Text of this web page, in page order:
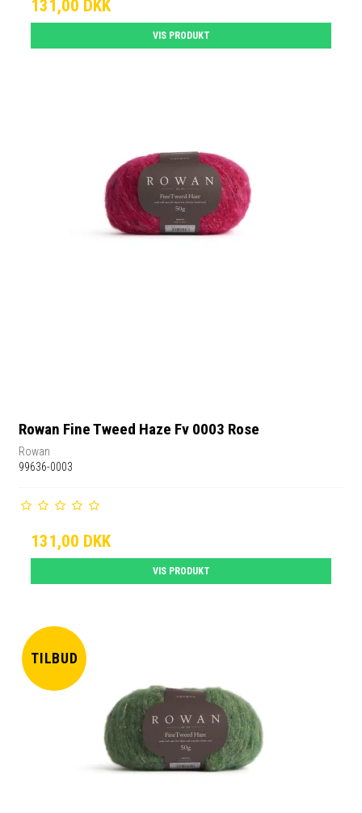
131,00 DKK
VIS PRODUKT
Rowan Fine Tweed Haze Fv 0003 Rose
Rowan
99636-0003
131,00 DKK
VIS PRODUKT
TILBUD